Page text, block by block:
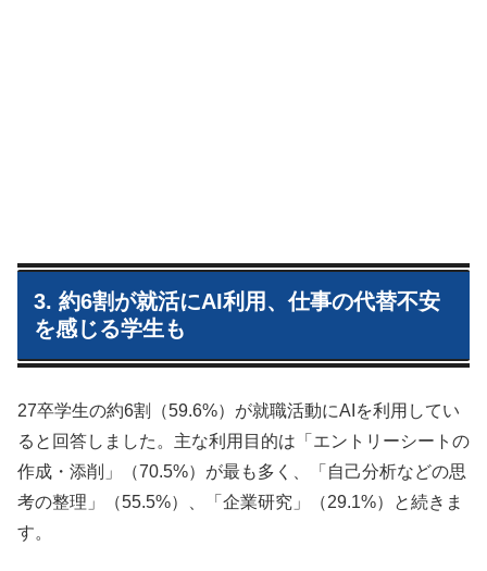
3. 約6割が就活にAI利用、仕事の代替不安
を感じる学生も
27卒学生の約6割（59.6%）が就職活動にAIを利用してい
ると回答しました。主な利用目的は「エントリーシートの
作成・添削」（70.5%）が最も多く、「自己分析などの思
考の整理」（55.5%）、「企業研究」（29.1%）と続きま
す。